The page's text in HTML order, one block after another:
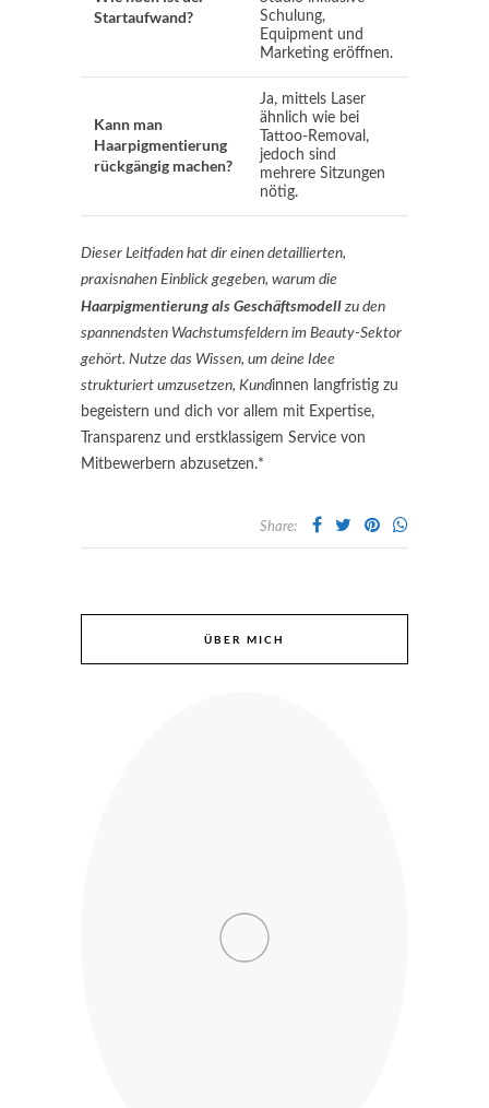
Startaufwand?
Schulung,
Equipment und
Marketing eröffnen.
Kann man
Haarpigmentierung
rückgängig machen?
Ja, mittels Laser
ähnlich wie bei
Tattoo-Removal,
jedoch sind
mehrere Sitzungen
nötig.
Dieser Leitfaden hat dir einen detaillierten,
praxisnahen Einblick gegeben, warum die
Haarpigmentierung als Geschäftsmodell zu den
spannendsten Wachstumsfeldern im Beauty-Sektor
gehört. Nutze das Wissen, um deine Idee
strukturiert umzusetzen, Kundinnen langfristig zu
begeistern und dich vor allem mit Expertise,
Transparenz und erstklassigem Service von
Mitbewerbern abzusetzen.*
Share:
ÜBER MICH